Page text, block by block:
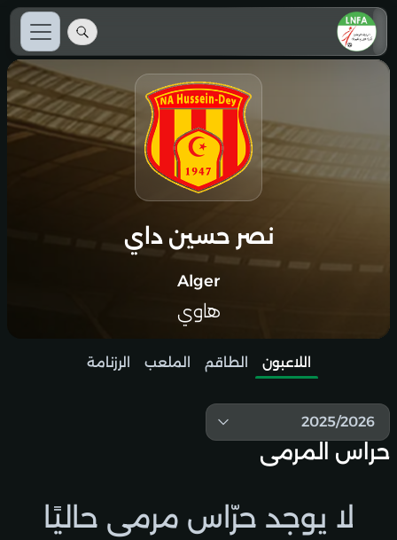
نصر حسين داي
Alger
هاوي
اللاعبون الطاقم الملعب الرزنامة
2025/2026
حراس المرمى
لا يوجد حرّاس مرمى حاليًا